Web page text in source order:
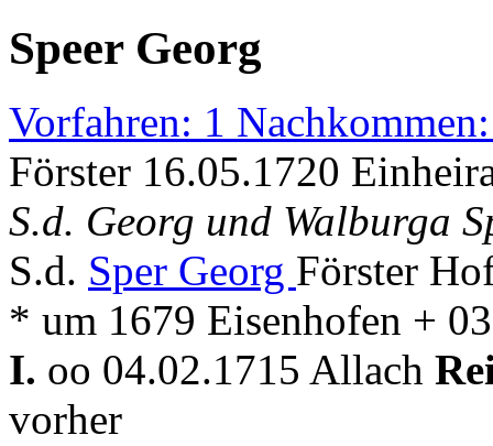
Speer Georg
Vorfahren: 1
Förster 16.05.1720
S.d. Georg und Walburga
S.d. Sper Georg Förster
* um 1679 Eisenhofen +
I. oo 04.02.1715 Allach
vorher